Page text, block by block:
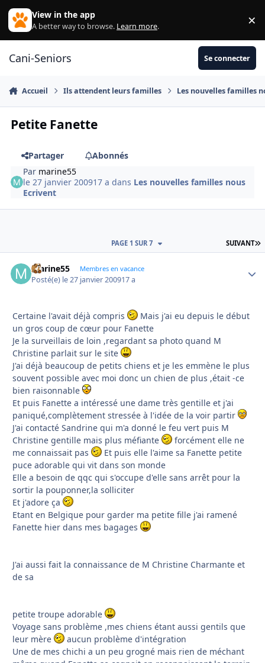
Aller au contenu
View in the app
A better way to browse. Learn more. ×
Cani-Seniors Se connecter
Accueil Ils attendent leurs familles Les nouvelles familles
Petite Fanette
Partager
Abonnés
Par marine55
le 27 janvier 200917 a dans Les nouvelles familles nous
Ecrivent
SUIVANT
PAGE 1 SUR 7
marine55 Membres en vacance
Posté(e) le 27 janvier 200917 a
Certaine l'avait déjà compris
Mais j'ai eu depuis le début
un gros coup de cœur pour Fanette
Je la surveillais de loin ,regardant sa photo quand M
Christine parlait sur le site
J'ai déjà beaucoup de petits chiens et je les emmène le plus
souvent possible avec moi donc un chien de plus ,était -ce
bien raisonnable
Et puis Fanette a intéressé une dame très gentille et j'ai
paniqué,complètement stressée à l'idée de la voir partir
J'ai contacté Sandrine qui m'a donné le feu vert puis M
Christine gentille mais plus méfiante
forcément elle ne
me connaissait pas
Et puis elle l'aime sa Fanette petite
puce adorable qui vit dans son monde
Elle a besoin de qqc qui s'occupe d'elle sans arrêt pour la
sortir la pouponner,la solliciter
Et j'adore ça
Etant en Belgique pour garder ma petite fille j'ai ramené
Fanette hier dans mes bagages
J'ai aussi fait la connaissance de M Christine Charmante et
de sa
petite troupe adorable
Voyage sans problème ,mes chiens étant aussi gentils que
leur mère
aucun problème d'intégration
Une de mes chichi a un peu grogné mais rien de méchant